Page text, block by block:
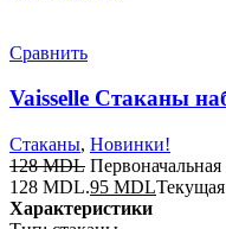
Сравнить
Vaisselle Стаканы
Стаканы, Новинки!
128MDL Первоначальная
128 MDL.95 MDL
Характеристики